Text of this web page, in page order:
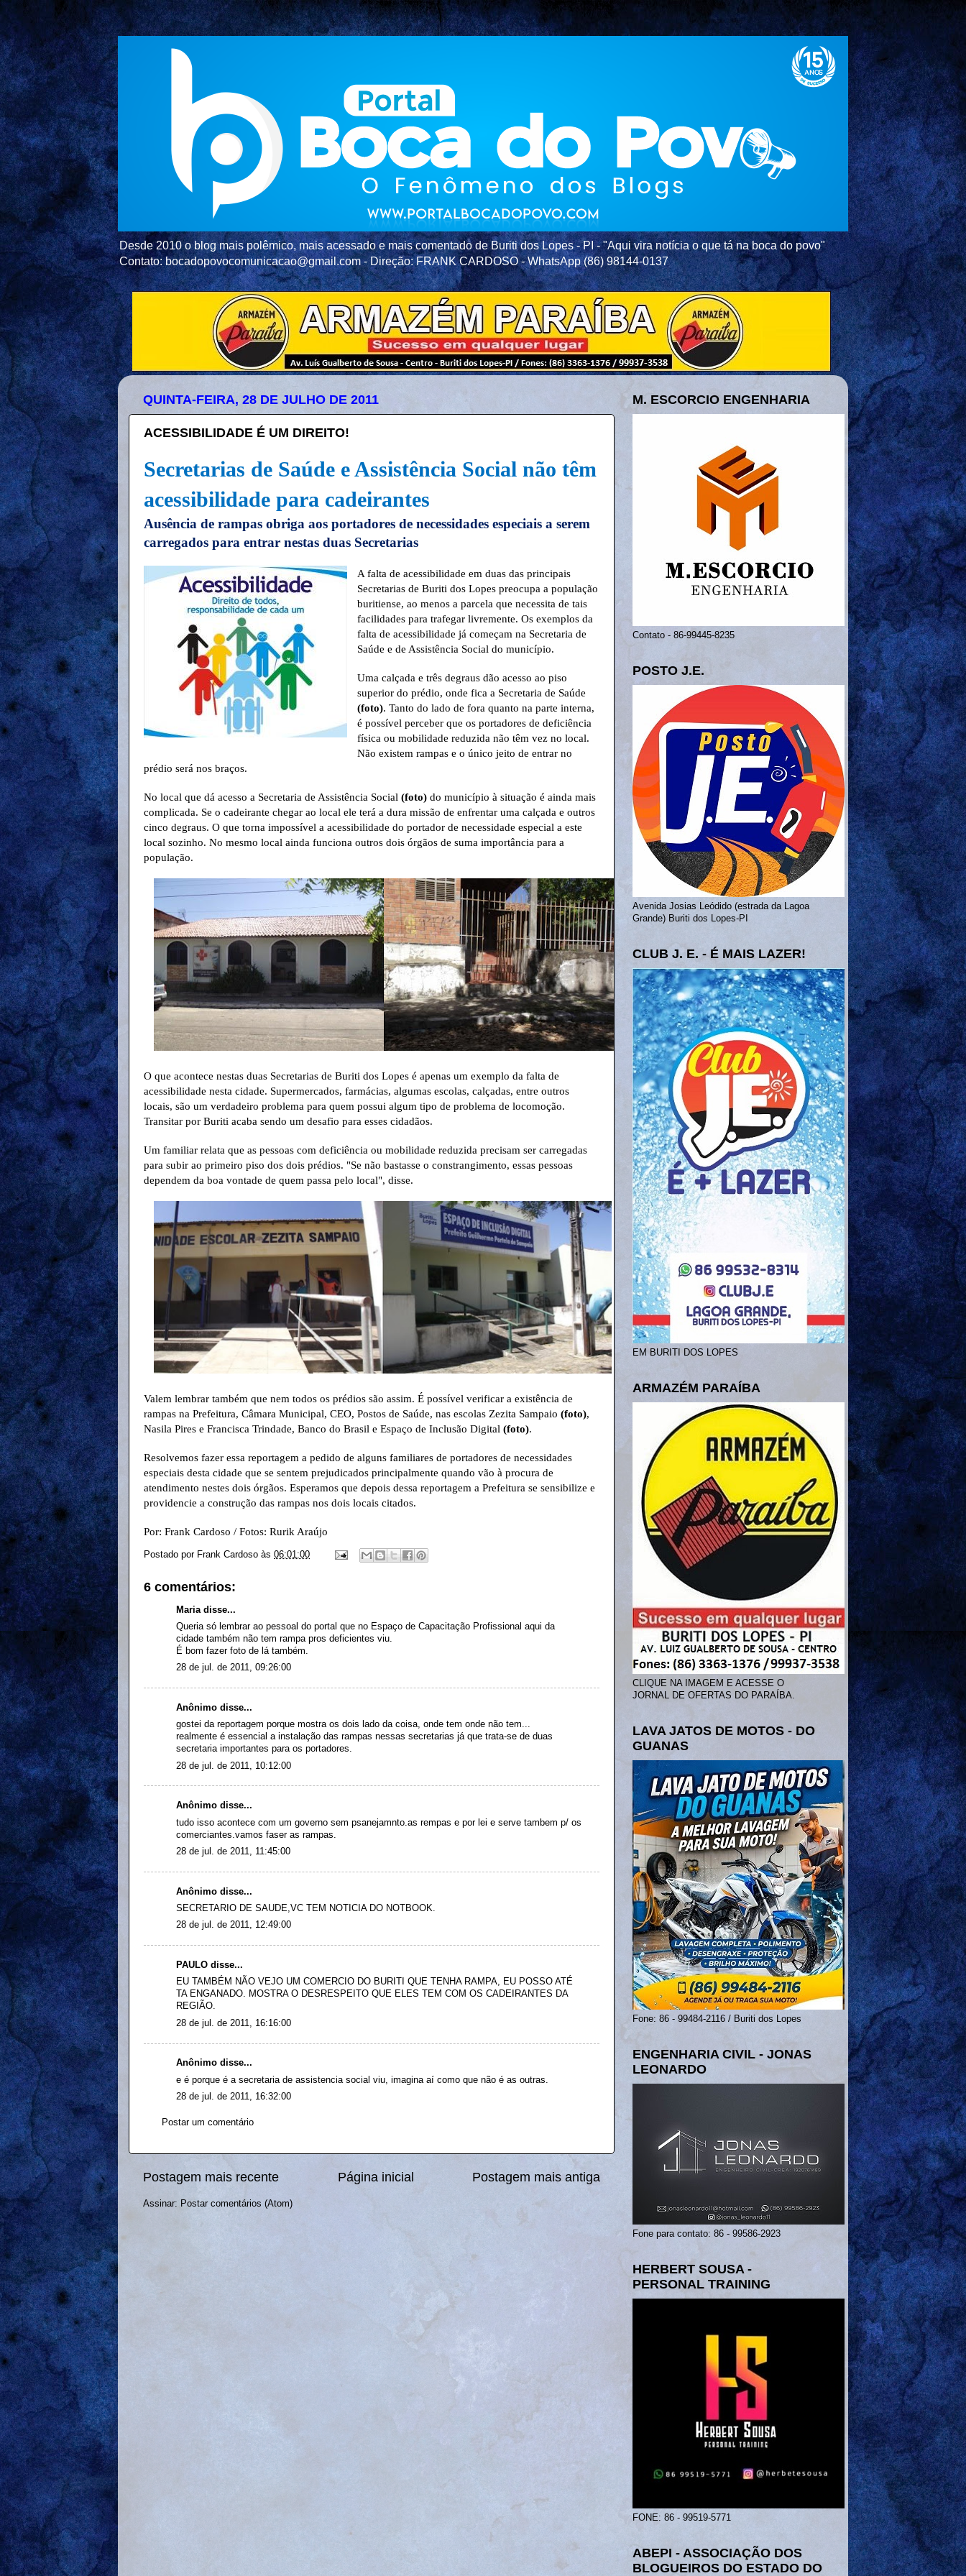
Desde 2010 o blog mais polêmico, mais acessado e mais comentado de Buriti dos Lopes - PI - "Aqui vira notícia o que tá na boca do povo"
Contato: bocadopovocomunicacao@gmail.com - Direção: FRANK CARDOSO - WhatsApp (86) 98144-0137
QUINTA-FEIRA, 28 DE JULHO DE 2011
ACESSIBILIDADE É UM DIREITO!
Secretarias de Saúde e Assistência Social não têm
acessibilidade para cadeirantes
Ausência de rampas obriga aos portadores de necessidades especiais a serem
carregados para entrar nestas duas Secretarias
A falta de acessibilidade em duas das principais
Secretarias de Buriti dos Lopes preocupa a população
buritiense, ao menos a parcela que necessita de tais
facilidades para trafegar livremente. Os exemplos da
falta de acessibilidade já começam na Secretaria de
Saúde e de Assistência Social do município.
Uma calçada e três degraus dão acesso ao piso
superior do prédio, onde fica a Secretaria de Saúde
(foto). Tanto do lado de fora quanto na parte interna,
é possível perceber que os portadores de deficiência
física ou mobilidade reduzida não têm vez no local.
Não existem rampas e o único jeito de entrar no
prédio será nos braços.
No local que dá acesso a Secretaria de Assistência Social (foto) do município à situação é ainda mais
complicada. Se o cadeirante chegar ao local ele terá a dura missão de enfrentar uma calçada e outros
cinco degraus. O que torna impossível a acessibilidade do portador de necessidade especial a este
local sozinho. No mesmo local ainda funciona outros dois órgãos de suma importância para a
população.
O que acontece nestas duas Secretarias de Buriti dos Lopes é apenas um exemplo da falta de
acessibilidade nesta cidade. Supermercados, farmácias, algumas escolas, calçadas, entre outros
locais, são um verdadeiro problema para quem possui algum tipo de problema de locomoção.
Transitar por Buriti acaba sendo um desafio para esses cidadãos.
Um familiar relata que as pessoas com deficiência ou mobilidade reduzida precisam ser carregadas
para subir ao primeiro piso dos dois prédios. "Se não bastasse o constrangimento, essas pessoas
dependem da boa vontade de quem passa pelo local", disse.
Valem lembrar também que nem todos os prédios são assim. É possível verificar a existência de
rampas na Prefeitura, Câmara Municipal, CEO, Postos de Saúde, nas escolas Zezita Sampaio (foto),
Nasila Pires e Francisca Trindade, Banco do Brasil e Espaço de Inclusão Digital (foto).
Resolvemos fazer essa reportagem a pedido de alguns familiares de portadores de necessidades
especiais desta cidade que se sentem prejudicados principalmente quando vão à procura de
atendimento nestes dois órgãos. Esperamos que depois dessa reportagem a Prefeitura se sensibilize e
providencie a construção das rampas nos dois locais citados.
Por: Frank Cardoso / Fotos: Rurik Araújo
Postado por Frank Cardoso às 06:01:00
6 comentários:
Maria disse...
Queria só lembrar ao pessoal do portal que no Espaço de Capacitação Profissional aqui da
cidade também não tem rampa pros deficientes viu.
É bom fazer foto de lá também.
28 de jul. de 2011, 09:26:00
Anônimo disse...
gostei da reportagem porque mostra os dois lado da coisa, onde tem onde não tem...
realmente é essencial a instalação das rampas nessas secretarias já que trata-se de duas
secretaria importantes para os portadores.
28 de jul. de 2011, 10:12:00
Anônimo disse...
tudo isso acontece com um governo sem psanejamnto.as rempas e por lei e serve tambem p/ os
comerciantes.vamos faser as rampas.
28 de jul. de 2011, 11:45:00
Anônimo disse...
SECRETARIO DE SAUDE,VC TEM NOTICIA DO NOTBOOK.
28 de jul. de 2011, 12:49:00
PAULO disse...
EU TAMBÉM NÃO VEJO UM COMERCIO DO BURITI QUE TENHA RAMPA, EU POSSO ATÉ
TA ENGANADO. MOSTRA O DESRESPEITO QUE ELES TEM COM OS CADEIRANTES DA
REGIÃO.
28 de jul. de 2011, 16:16:00
Anônimo disse...
e é porque é a secretaria de assistencia social viu, imagina aí como que não é as outras.
28 de jul. de 2011, 16:32:00
Postar um comentário
Postagem mais recente Postagem mais antiga
Página inicial
Assinar: Postar comentários (Atom)
M. ESCORCIO ENGENHARIA
Contato - 86-99445-8235
POSTO J.E.
Avenida Josias Leódido (estrada da Lagoa
Grande) Buriti dos Lopes-PI
CLUB J. E. - É MAIS LAZER!
EM BURITI DOS LOPES
ARMAZÉM PARAÍBA
CLIQUE NA IMAGEM E ACESSE O
JORNAL DE OFERTAS DO PARAÍBA.
LAVA JATOS DE MOTOS - DO
GUANAS
Fone: 86 - 99484-2116 / Buriti dos Lopes
ENGENHARIA CIVIL - JONAS
LEONARDO
Fone para contato: 86 - 99586-2923
HERBERT SOUSA -
PERSONAL TRAINING
FONE: 86 - 99519-5771
ABEPI - ASSOCIAÇÃO DOS
BLOGUEIROS DO ESTADO DO